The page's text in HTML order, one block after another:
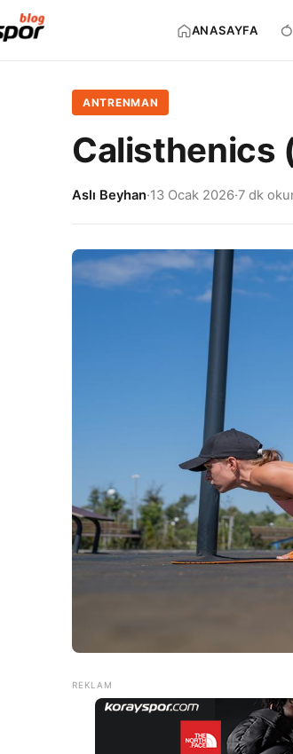
ANASAYFA
ANTRENMAN
Calisthenics
Aslı Beyhan·13 Ocak 2026·7 dk